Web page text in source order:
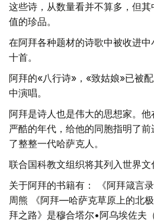
这些诗，从数量看并不算多，但
值的珍品。
在阿拜各种题材的诗歌中被收进
十首。
阿拜的«八行诗»，«致姑娘»已被
中演唱。
阿拜是诗人也是伟大的思想家。
严酷的年代，给他的同胞指明了
了整整一代哈萨克人。
联合国科教文组织将其列入世界文
关于阿拜的书籍有： 《阿拜箴言
周熊 《阿拜—哈萨克草原上的北
拜之路》是穆合塔尔•阿乌埃佐夫